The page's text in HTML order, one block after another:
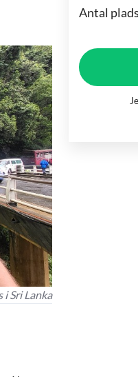
i Sri Lanka
Antal